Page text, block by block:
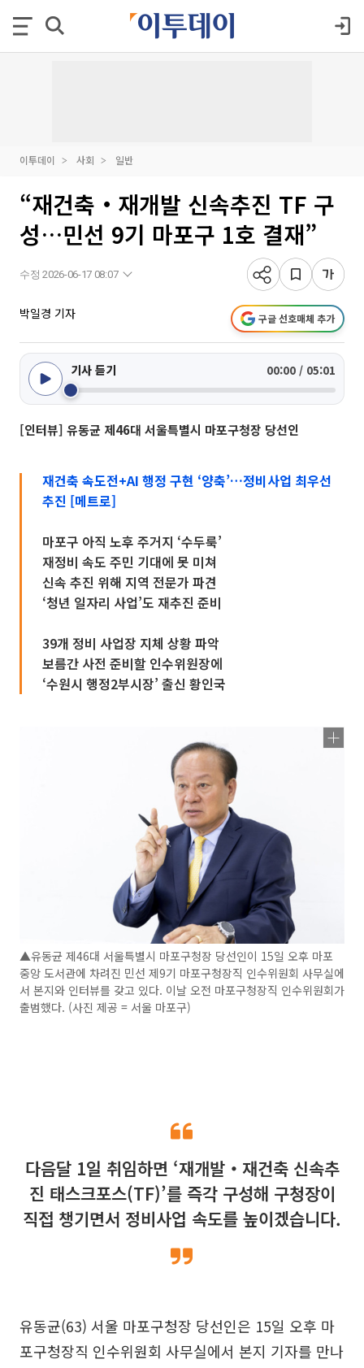
이투데이 사회 일반
“재건축‧재개발 신속추진 TF 구
성…민선 9기 마포구 1호 결재”
수정 2026-06-17 08:07
박일경 기자 구글 선호매체 추가
기사 듣기 00:00 / 05:01
[인터뷰] 유동균 제46대 서울특별시 마포구청장 당선인
재건축 속도전+AI 행정 구현 ‘양축’…정비사업 최우선
추진 [메트로]
마포구 아직 노후 주거지 ‘수두룩’
재정비 속도 주민 기대에 못 미쳐
신속 추진 위해 지역 전문가 파견
‘청년 일자리 사업’도 재추진 준비
39개 정비 사업장 지체 상황 파악
보름간 사전 준비할 인수위원장에
‘수원시 행정2부시장’ 출신 황인국
▲유동균 제46대 서울특별시 마포구청장 당선인이 15일 오후 마포
중앙 도서관에 차려진 민선 제9기 마포구청장직 인수위원회 사무실에
서 본지와 인터뷰를 갖고 있다. 이날 오전 마포구청장직 인수위원회가
출범했다. (사진 제공 = 서울 마포구)
다음달 1일 취임하면 ‘재개발‧재건축 신속추
진 태스크포스(TF)’를 즉각 구성해 구청장이
직접 챙기면서 정비사업 속도를 높이겠습니다.
유동균(63) 서울 마포구청장 당선인은 15일 오후 마
포구청장직 인수위원회 사무실에서 본지 기자를 만나